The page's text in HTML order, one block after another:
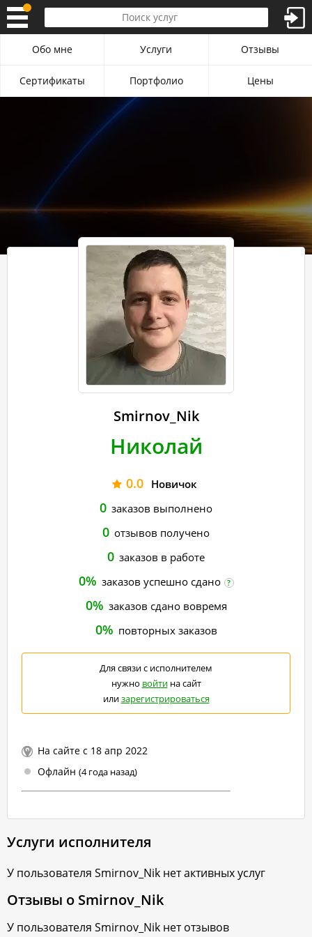
Smirnov_Nik
Николай
0.0 Новичок
0 заказов выполнено
0 отзывов получено
0 заказов в работе
0% заказов успешно сдано ?
0% заказов сдано вовремя
0% повторных заказов
Для связи с исполнителем
нужно войтина сайт
илизарегистрироваться
На сайте с 18 апр 2022
Офлайн (4 года назад)
Обо мне Услуги Отзывы
Сертификаты Портфолио Цены
Услуги исполнителя
У пользователя Smirnov_Nik нет активных услуг
Отзывы о Smirnov_Nik
У пользователя Smirnov_Nik нет отзывов